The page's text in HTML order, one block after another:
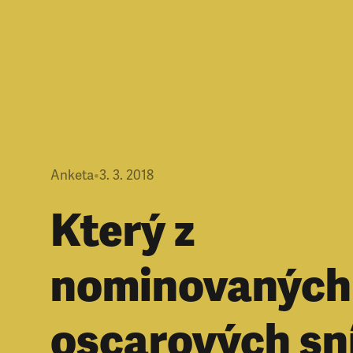
Anketa•3. 3. 2018
Který z
nominovaných
oscarových